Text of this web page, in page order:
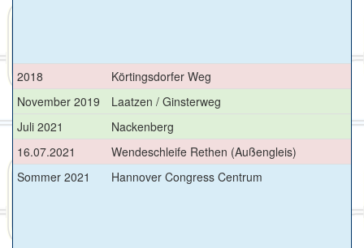
2018 Körtingsdorfer Weg
November 2019
Laatzen / Ginsterweg
Juli 2021
Nackenberg
16.07.2021
Wendeschleife Rethen (Außengleis)
Sommer 2021
Hannover Congress Centrum